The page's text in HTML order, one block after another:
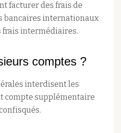
facturer des frais de
bancaires internationaux
frais intermédiaires.
comptes ?
interdisent les
compte supplémentaire